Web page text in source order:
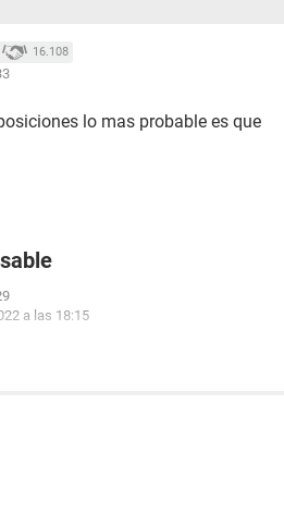
16.108
lo mas probable es que
a las 18:15